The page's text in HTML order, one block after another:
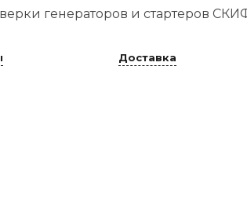
генераторов и стартеров
Доставка